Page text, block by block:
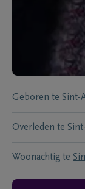
Geboren te Sint-
Overleden te
Woonachtig te